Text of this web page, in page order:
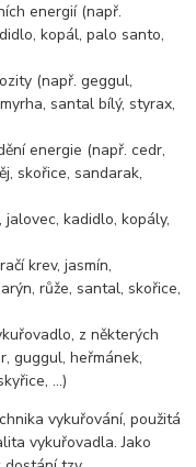
energií (např.
kopál, palo santo,
(např. geggul,
santal bílý, styrax,
energie (např. cedr,
skořice, sandarak,
kadidlo, kopály,
krev, jasmín,
růže, santal, skořice,
z některých
guggul, heřmánek,
...)
vykuřování, použitá
vykuřovadla. Jako